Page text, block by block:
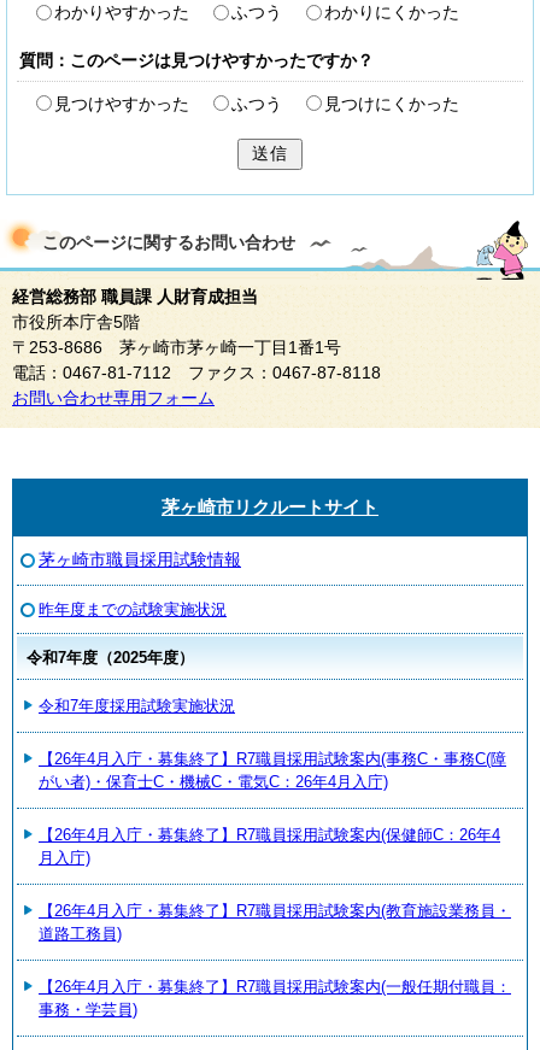
わかりやすかった ふつう わかりにくかった
質問：このページは見つけやすかったですか？
見つけやすかった ふつう 見つけにくかった
送信
このページに関するお問い合わせ
経営総務部 職員課 人財育成担当
市役所本庁舎5階
〒253-8686 茅ヶ崎市茅ヶ崎一丁目1番1号
電話：0467-81-7112 ファクス：0467-87-8118
お問い合わせ専用フォーム
茅ヶ崎市リクルートサイト
茅ヶ崎市職員採用試験情報
昨年度までの試験実施状況
令和7年度（2025年度）
令和7年度採用試験実施状況
【26年4月入庁・募集終了】R7職員採用試験案内(事務C・事務C(障
がい者)・保育士C・機械C・電気C：26年4月入庁)
【26年4月入庁・募集終了】R7職員採用試験案内(保健師C：26年4
月入庁)
【26年4月入庁・募集終了】R7職員採用試験案内(教育施設業務員・
道路工務員)
【26年4月入庁・募集終了】R7職員採用試験案内(一般任期付職員：
事務・学芸員)